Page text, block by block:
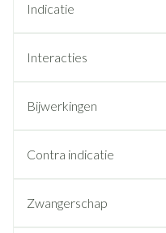
Indicatie
Interacties
Bijwerkingen
Contra indicatie
Zwangerschap